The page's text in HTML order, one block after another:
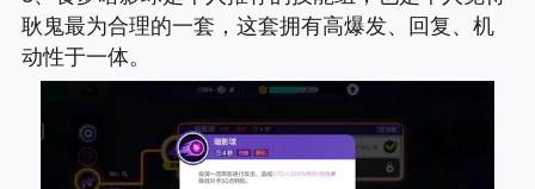
耿鬼最为合理的一套，这套拥有高爆发、回复、机
动性于一体。